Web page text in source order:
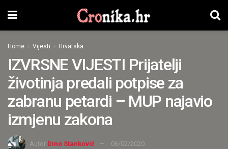
Home Vijesti Hrvatska
IZVRSNE VIJESTI Prijatelji
životinja predali potpise za
zabranu petardi – MUP najavio
izmjenu zakona
Autor Dino Stanković 06/02/2020